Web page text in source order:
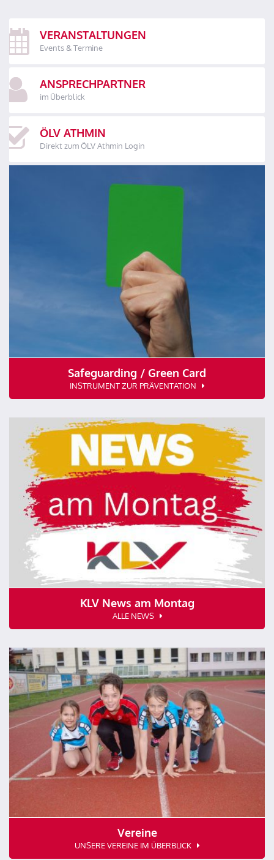
VERANSTALTUNGEN
Events & Termine
ANSPRECHPARTNER
im Überblick
ÖLV ATHMIN
Direkt zum ÖLV Athmin Login
Safeguarding / Green Card
INSTRUMENT ZUR PRÄVENTATION
KLV News am Montag
ALLE NEWS
Vereine
UNSERE VEREINE IM ÜBERBLICK